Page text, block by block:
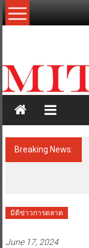
Skip
to
สะท้อน
ลึก
เหลี่ยม
มุม
เศรษฐกิจ-
การเมือง-
Breaking News:
มิติข่าวการตลาด
June 17, 2024